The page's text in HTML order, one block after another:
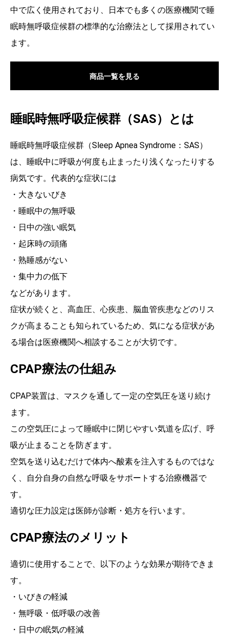
中で広く使用されており、日本でも多くの医療機関で睡
眠時無呼吸症候群の標準的な治療法として採用されてい
ます。
商品一覧を見る
睡眠時無呼吸症候群（SAS）とは
睡眠時無呼吸症候群（Sleep Apnea Syndrome：SAS）
は、睡眠中に呼吸が何度も止まったり浅くなったりする
病気です。代表的な症状には
・大きないびき
・睡眠中の無呼吸
・日中の強い眠気
・起床時の頭痛
・熟睡感がない
・集中力の低下
などがあります。
症状が続くと、高血圧、心疾患、脳血管疾患などのリス
クが高まることも知られているため、気になる症状があ
る場合は医療機関へ相談することが大切です。
CPAP療法の仕組み
CPAP装置は、マスクを通して一定の空気圧を送り続け
ます。
この空気圧によって睡眠中に閉じやすい気道を広げ、呼
吸が止まることを防ぎます。
空気を送り込むだけで体内へ酸素を注入するものではな
く、自分自身の自然な呼吸をサポートする治療機器で
す。
適切な圧力設定は医師が診断・処方を行います。
CPAP療法のメリット
適切に使用することで、以下のような効果が期待できま
す。
・いびきの軽減
・無呼吸・低呼吸の改善
・日中の眠気の軽減